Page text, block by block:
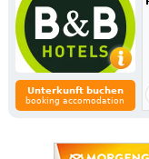
Unterkunft buchen
booking accomodation